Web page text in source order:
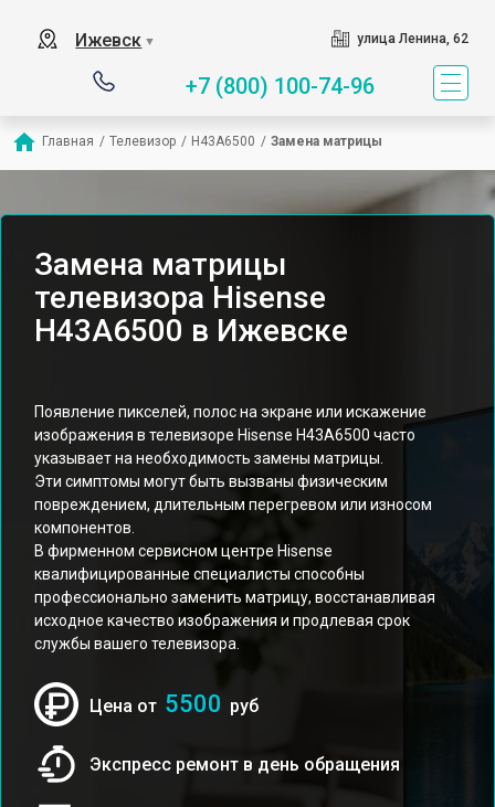
Ижевск ▼ улица Ленина, 62
+7 (800) 100-74-96
Главная / Телевизор / H43A6500 / Замена матрицы
Замена матрицы
телевизора Hisense
H43A6500 в Ижевске
Появление пикселей, полос на экране или искажение
изображения в телевизоре Hisense H43A6500 часто
указывает на необходимость замены матрицы.
Эти симптомы могут быть вызваны физическим
повреждением, длительным перегревом или износом
компонентов.
В фирменном сервисном центре Hisense
квалифицированные специалисты способны
профессионально заменить матрицу, восстанавливая
исходное качество изображения и продлевая срок
службы вашего телевизора.
Цена от 5500 руб
Экспресс ремонт в день обращения